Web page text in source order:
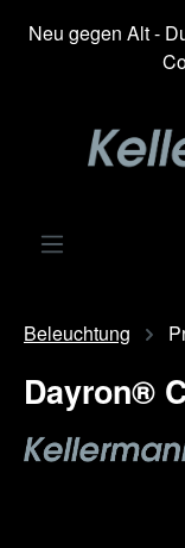
springen
Neu gegen Alt -
Beleuchtung
Dayron®